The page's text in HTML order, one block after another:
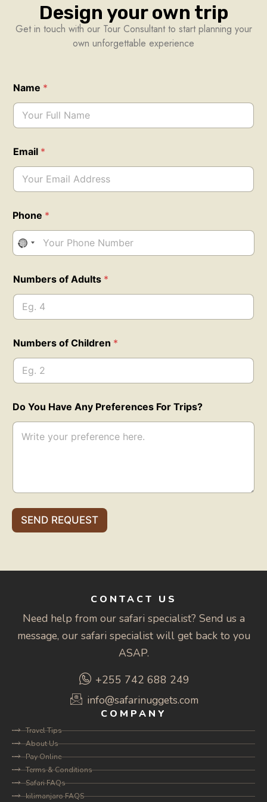
Design your own trip
Get in touch with our Tour Consultant to start planning your
own unforgettable experience
a
m
T
i
p
s
H
v
Name *
Email *
Phone *
Numbers of Adults *
Numbers of Children *
Do You Have Any Preferences For Trips?
SEND REQUEST
CONTACT US
Need help from our safari specialist? Send us a
message, our safari specialist will get back to you
ASAP.
+255 742 688 249
info@safarinuggets.com
COMPANY
Travel Tips
About Us
Pay Online
Terms & Conditions
Safari FAQs
kilimanjaro FAQS